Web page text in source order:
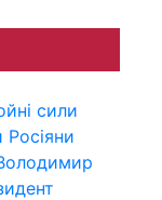
сили
Росіяни